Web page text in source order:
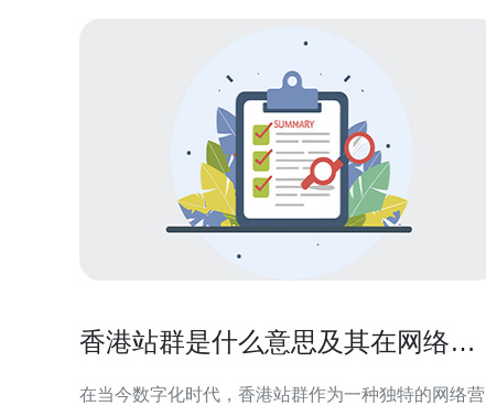
香港站群是什么意思及其在网络营
在当今数字化时代，香港站群作为一种独特的网络营